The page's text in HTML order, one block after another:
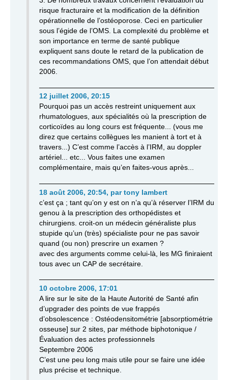
risque fracturaire et la modification de la définition
opérationnelle de l’ostéoporose. Ceci en particulier
sous l’égide de l’OMS. La complexité du problème et
son importance en terme de santé publique
expliquent sans doute le retard de la publication de
ces recommandations OMS, que l’on attendait début
2006.
12 juillet 2006, 20:15
Pourquoi pas un accès restreint uniquement aux
rhumatologues, aux spécialités où la prescription de
corticoïdes au long cours est fréquente... (vous me
direz que certains collègues les manient à tort et à
travers...) C’est comme l’accès à l’IRM, au doppler
artériel... etc... Vous faites une examen
complémentaire, mais qu’en faites-vous après...
18 août 2006, 20:54, par tony lambert
c’est ça ; tant qu’on y est on n’a qu’à réserver l’IRM du
genou à la prescription des orthopédistes et
chirurgiens. croit-on un médecin généraliste plus
stupide qu’un (très) spécialiste pour ne pas savoir
quand (ou non) prescrire un examen ?
avec des arguments comme celui-là, les MG finiraient
tous avec un CAP de secrétaire.
10 octobre 2006, 17:01
A lire sur le site de la Haute Autorité de Santé afin
d’upgrader des points de vue frappés
d’obsolescence : Ostéodensitométrie [absorptiométrie
osseuse] sur 2 sites, par méthode biphotonique /
Évaluation des actes professionnels
Septembre 2006
C’est une peu long mais utile pour se faire une idée
plus précise et technique.